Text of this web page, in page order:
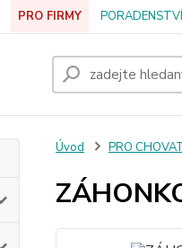
PRO FIRMY PORADENSTVÍ
Úvod PRO